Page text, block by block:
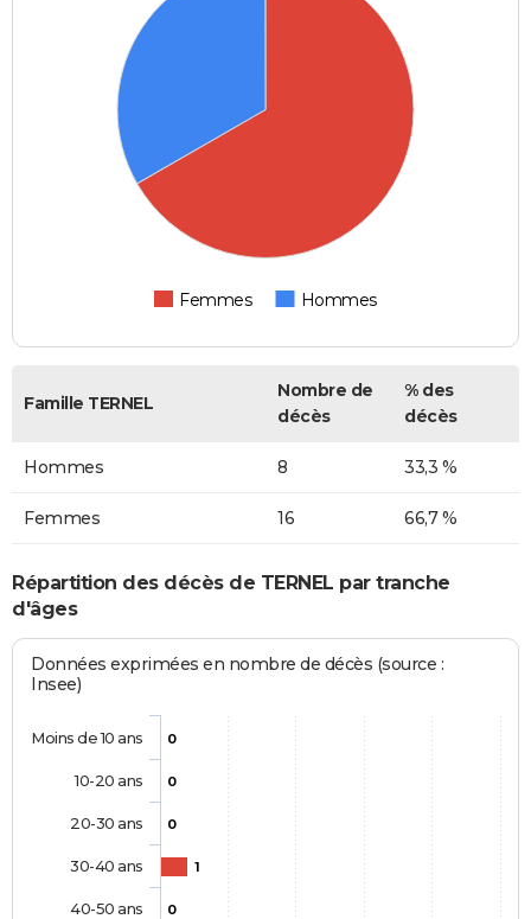
Femmes Hommes
Famille TERNEL
Nombre de
décès
% des
décès
Hommes 8 33,3 %
Femmes 16 66,7 %
Répartition des décès de TERNEL par tranche
d'âges
Données exprimées en nombre de décès (source :
Insee)
0
0
0
1
0
Moins de 10 ans
10-20 ans
20-30 ans
30-40 ans
40-50 ans